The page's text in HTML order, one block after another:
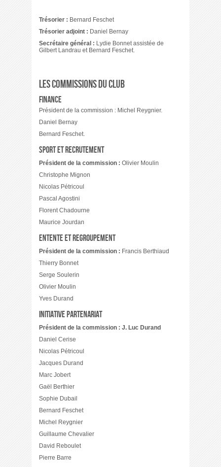
Trésorier : Bernard Feschet
Trésorier adjoint : Daniel Bernay
Secrétaire général : Lydie Bonnet assistée de
Gilbert Landrau et Bernard Feschet.
Les commissions du club
Finance
Président de la commission : Michel Reygnier.
Daniel Bernay
Bernard Feschet.
Sport et recrutement
Président de la commission : Olivier Moulin
Christophe Mignon
Nicolas Pétricoul
Pascal Agostini
Florent Chadourne
Maurice Jourdan
Entente et regroupement
Président de la commission : Francis Berthiaud
Thierry Bonnet
Serge Soulerin
Olivier Moulin
Yves Durand
Initiative Partenariat
Président de la commission : J. Luc Durand
Daniel Cerise
Nicolas Pétricoul
Jacques Durand
Marc Jobert
Gaël Berthier
Sophie Dubail
Bernard Feschet
Michel Reygnier
Guillaume Chevalier
David Reboulet
Pierre Barre